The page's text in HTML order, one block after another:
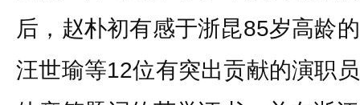
后，赵朴初有感于浙昆85岁高龄
汪世瑜等12位有突出贡献的演职